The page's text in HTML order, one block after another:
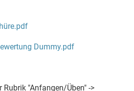
Dummy.pdf
Rubrik "Anfangen/Üben" ->